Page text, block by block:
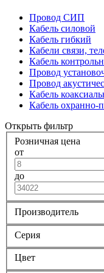
Провод СИП
Кабель силовой
Кабель гибкий
Кабели связи,
Кабель
Провод
Провод
Кабель
Кабель охранно-
Открыть фильтр
Розничная цена
от
до
Производитель
Серия
Цвет